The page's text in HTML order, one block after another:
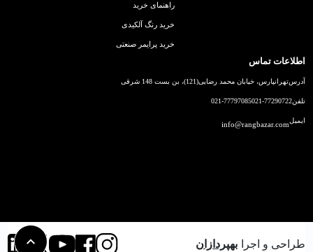
راهنمای خرید
خرید رنگ آلکیدی
خرید پرایمر صنعتی
اطلاعات تماس
آدرستهرانپارس، خیابان محمد رضایی(121)، بن بست 148 شرقی
تلفن021-77290722
021-77797085
ایمیلinfo@rangbazar.com
طراحی و اجرا بهپردازان